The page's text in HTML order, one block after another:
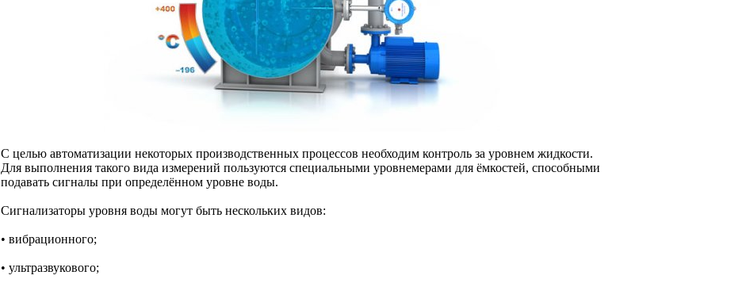
С целью автоматизации некоторых производственных процессов необходим контроль за уровнем жидкости.
Для выполнения такого вида измерений пользуются специальными уровнемерами для ёмкостей, способными
подавать сигналы при определённом уровне воды.
Сигнализаторы уровня воды могут быть нескольких видов:
• вибрационного;
• ультразвукового;